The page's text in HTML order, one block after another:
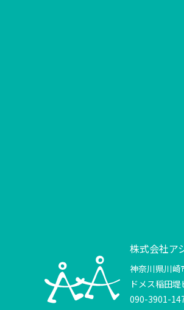
株式会社ア
神奈川県川
ドメス稲田
090-3901-